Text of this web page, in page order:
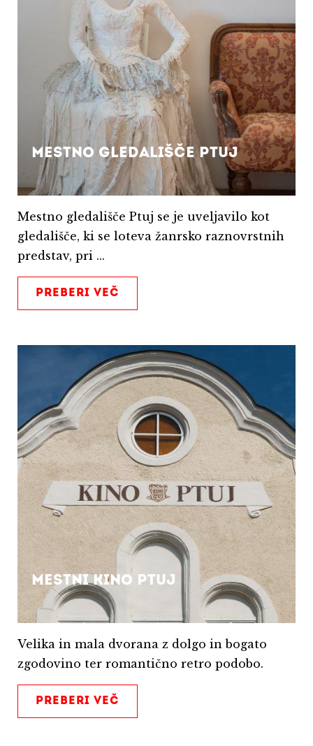
Mestno gledališče Ptuj
Mestno gledališče Ptuj se je uveljavilo kot
gledališče, ki se loteva žanrsko raznovrstnih
predstav, pri ...
PREBERI VEČ
Mestni kino Ptuj
Velika in mala dvorana z dolgo in bogato
zgodovino ter romantično retro podobo.
PREBERI VEČ